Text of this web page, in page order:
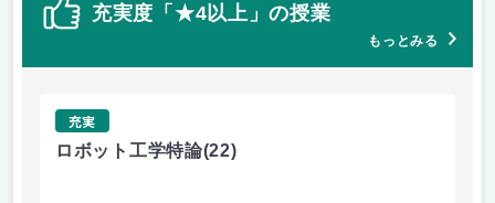
充実度「★4以上」の授業
もっとみる
充実
ロボット工学特論(22)